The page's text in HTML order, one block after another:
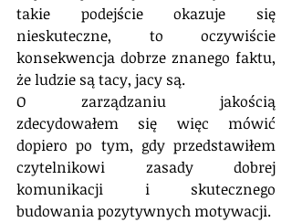
takie podejście okazuje się
nieskuteczne, to oczywiście
konsekwencja dobrze znanego faktu,
że ludzie są tacy, jacy są.
O zarządzaniu jakością
zdecydowałem się więc mówić
dopiero po tym, gdy przedstawiłem
czytelnikowi zasady dobrej
komunikacji i skutecznego
budowania pozytywnych motywacji.